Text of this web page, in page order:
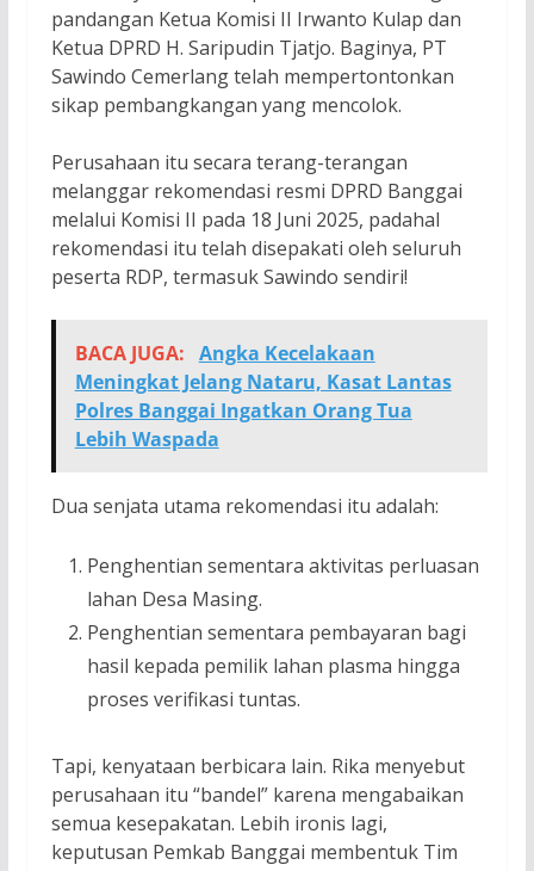
pandangan Ketua Komisi II Irwanto Kulap dan
Ketua DPRD H. Saripudin Tjatjo. Baginya, PT
Sawindo Cemerlang telah mempertontonkan
sikap pembangkangan yang mencolok.
Perusahaan itu secara terang-terangan
melanggar rekomendasi resmi DPRD Banggai
melalui Komisi II pada 18 Juni 2025, padahal
rekomendasi itu telah disepakati oleh seluruh
peserta RDP, termasuk Sawindo sendiri!
BACA JUGA: Angka Kecelakaan
Meningkat Jelang Nataru, Kasat Lantas
Polres Banggai Ingatkan Orang Tua
Lebih Waspada
Dua senjata utama rekomendasi itu adalah:
Penghentian sementara aktivitas perluasan
lahan Desa Masing.
Penghentian sementara pembayaran bagi
hasil kepada pemilik lahan plasma hingga
proses verifikasi tuntas.
Tapi, kenyataan berbicara lain. Rika menyebut
perusahaan itu “bandel” karena mengabaikan
semua kesepakatan. Lebih ironis lagi,
keputusan Pemkab Banggai membentuk Tim